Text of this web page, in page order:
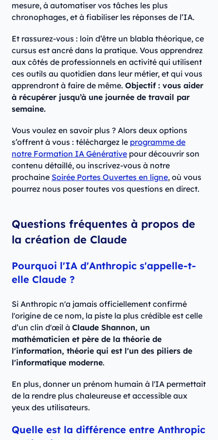
mesure, à automatiser vos tâches les plus
chronophages, et à fiabiliser les réponses de l’IA.
Et rassurez-vous : loin d’être un blabla théorique, ce
cursus est ancré dans la pratique. Vous apprendrez
aux côtés de professionnels en activité qui utilisent
ces outils au quotidien dans leur métier, et qui vous
apprendront à faire de même. Objectif : vous aider
à récupérer jusqu’à une journée de travail par
semaine.
Vous voulez en savoir plus ? Alors deux options
s’offrent à vous : téléchargez le programme de
notre Formation IA Générative pour découvrir son
contenu détaillé, ou inscrivez-vous à notre
prochaine Soirée Portes Ouvertes en ligne, où vous
pourrez nous poser toutes vos questions en direct.
Questions fréquentes à propos de
la création de Claude
Pourquoi l'IA d'Anthropic s'appelle-t-
elle Claude ?
Si Anthropic n'a jamais officiellement confirmé
l'origine de ce nom, la piste la plus crédible est celle
d’un clin d'œil à Claude Shannon, un
mathématicien et père de la théorie de
l'information, théorie qui est l'un des piliers de
l'informatique moderne.
En plus, donner un prénom humain à l'IA permettait
de la rendre plus chaleureuse et accessible aux
yeux des utilisateurs.
Quelle est la différence entre Anthropic